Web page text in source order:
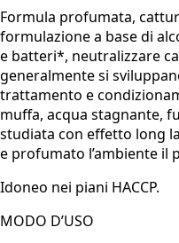
Formula profumata,
formulazione a base di
e batteri*, neutralizzare
generalmente si
trattamento e
muffa, acqua stagnante,
studiata con effetto long
e profumato l’ambiente il
Idoneo nei piani HACCP.
MODO D’USO